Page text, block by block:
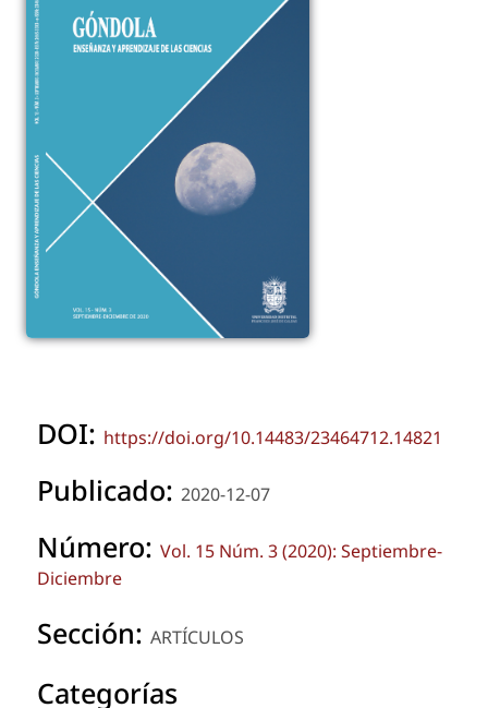
DOI: https://doi.org/10.14483/23464712.14821
Publicado: 2020-12-07
Número: Vol. 15 Núm. 3 (2020): Septiembre-
Diciembre
Sección: ARTÍCULOS
Categorías